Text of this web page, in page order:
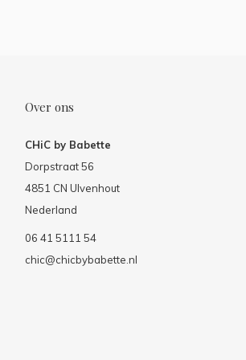
Over ons
CHiC by Babette
Dorpstraat 56
4851 CN Ulvenhout
Nederland
06 41 5111 54
chic@chicbybabette.nl